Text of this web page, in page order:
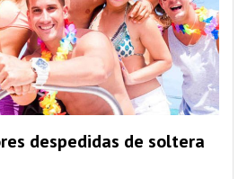
despedidas de soltera